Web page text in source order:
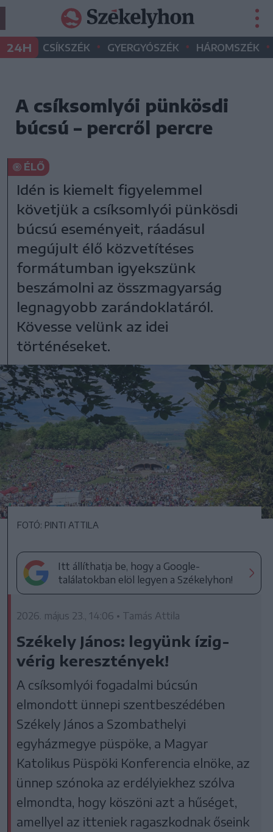
24H CSÍKSZÉK • GYERGYÓSZÉK • HÁROMSZÉK •
A csíksomlyói pünkösdi
búcsú – percről percre
ÉLŐ
Idén is kiemelt figyelemmel
követjük a csíksomlyói pünkösdi
búcsú eseményeit, ráadásul
megújult élő közvetítéses
formátumban igyekszünk
beszámolni az összmagyarság
legnagyobb zarándoklatáról.
Kövesse velünk az idei
történéseket.
FOTÓ: PINTI ATTILA
Itt állíthatja be, hogy a Google-
találatokban elöl legyen a Székelyhon!
2026. május 23., 14:06 • Tamás Attila
Székely János: legyünk ízig-
vérig keresztények!
A csíksomlyói fogadalmi búcsún
elmondott ünnepi szentbeszédében
Székely János a Szombathelyi
egyházmegye püspöke, a Magyar
Katolikus Püspöki Konferencia elnöke, az
ünnep szónoka az erdélyiekhez szólva
elmondta, hogy köszöni azt a hűséget,
amellyel az itteniek ragaszkodnak őseink